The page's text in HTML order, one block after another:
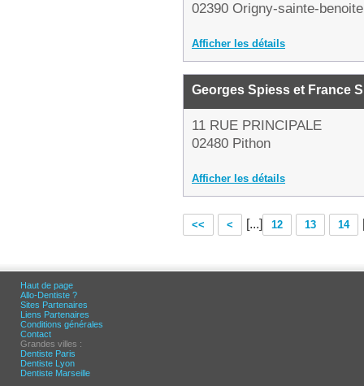
02390 Origny-sainte-benoite
Afficher les détails
Georges Spiess et France S
11 RUE PRINCIPALE
02480 Pithon
Afficher les détails
<< < [...] 12 13 14
Haut de page
Allo-Dentiste ?
Sites Partenaires
Liens Partenaires
Conditions générales
Contact
Grandes villes :
Dentiste Paris
Dentiste Lyon
Dentiste Marseille